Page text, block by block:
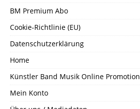
BM Premium Abo
Cookie-Richtlinie (EU)
Datenschutzerklärung
Home
Künstler Band Musik Online Promotion
Mein Konto